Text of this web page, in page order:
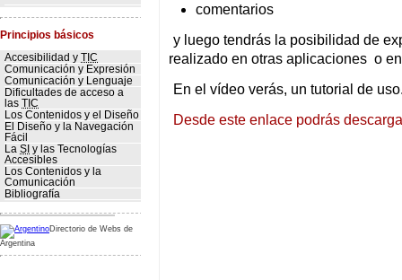
Principios básicos
Accesibilidad y TIC
Comunicación y Expresión
Comunicación y Lenguaje
Dificultades de acceso a
las TIC
Los Contenidos y el Diseño
El Diseño y la Navegación
Fácil
La SI y las Tecnologías
Accesibles
Los Contenidos y la
Comunicación
Bibliografía
Directorio de Webs de
Argentina
comentarios
y luego tendrás la posibilidad de
realizado en otras aplicaciones o
En el vídeo verás, un tutorial de
Desde este enlace podrás